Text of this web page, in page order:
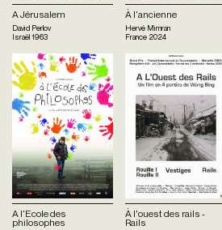
A Jérusalem
David Perlov
Israël1963
À l'ancienne
Hervé Mimran
France 2024
A l'Ecole des
philosophes
À l'ouest des rails -
Rails